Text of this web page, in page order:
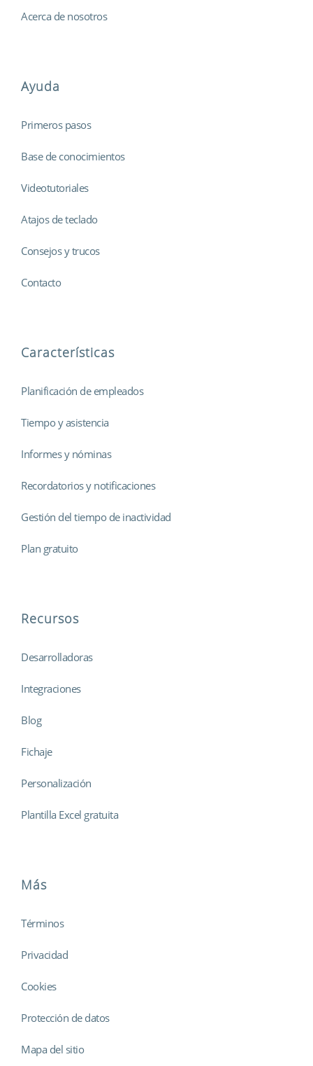
Acerca de nosotros
Ayuda
Primeros pasos
Base de conocimientos
Videotutoriales
Atajos de teclado
Consejos y trucos
Contacto
Características
Planificación de empleados
Tiempo y asistencia
Informes y nóminas
Recordatorios y notificaciones
Gestión del tiempo de inactividad
Plan gratuito
Recursos
Desarrolladoras
Integraciones
Blog
Fichaje
Personalización
Plantilla Excel gratuita
Más
Términos
Privacidad
Cookies
Protección de datos
Mapa del sitio